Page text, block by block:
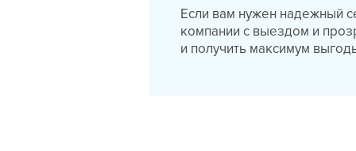
Если вам нужен надежный
компании с выездом и
и получить максимум